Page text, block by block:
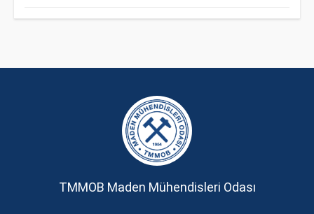
TMMOB Maden Mühendisleri Odası